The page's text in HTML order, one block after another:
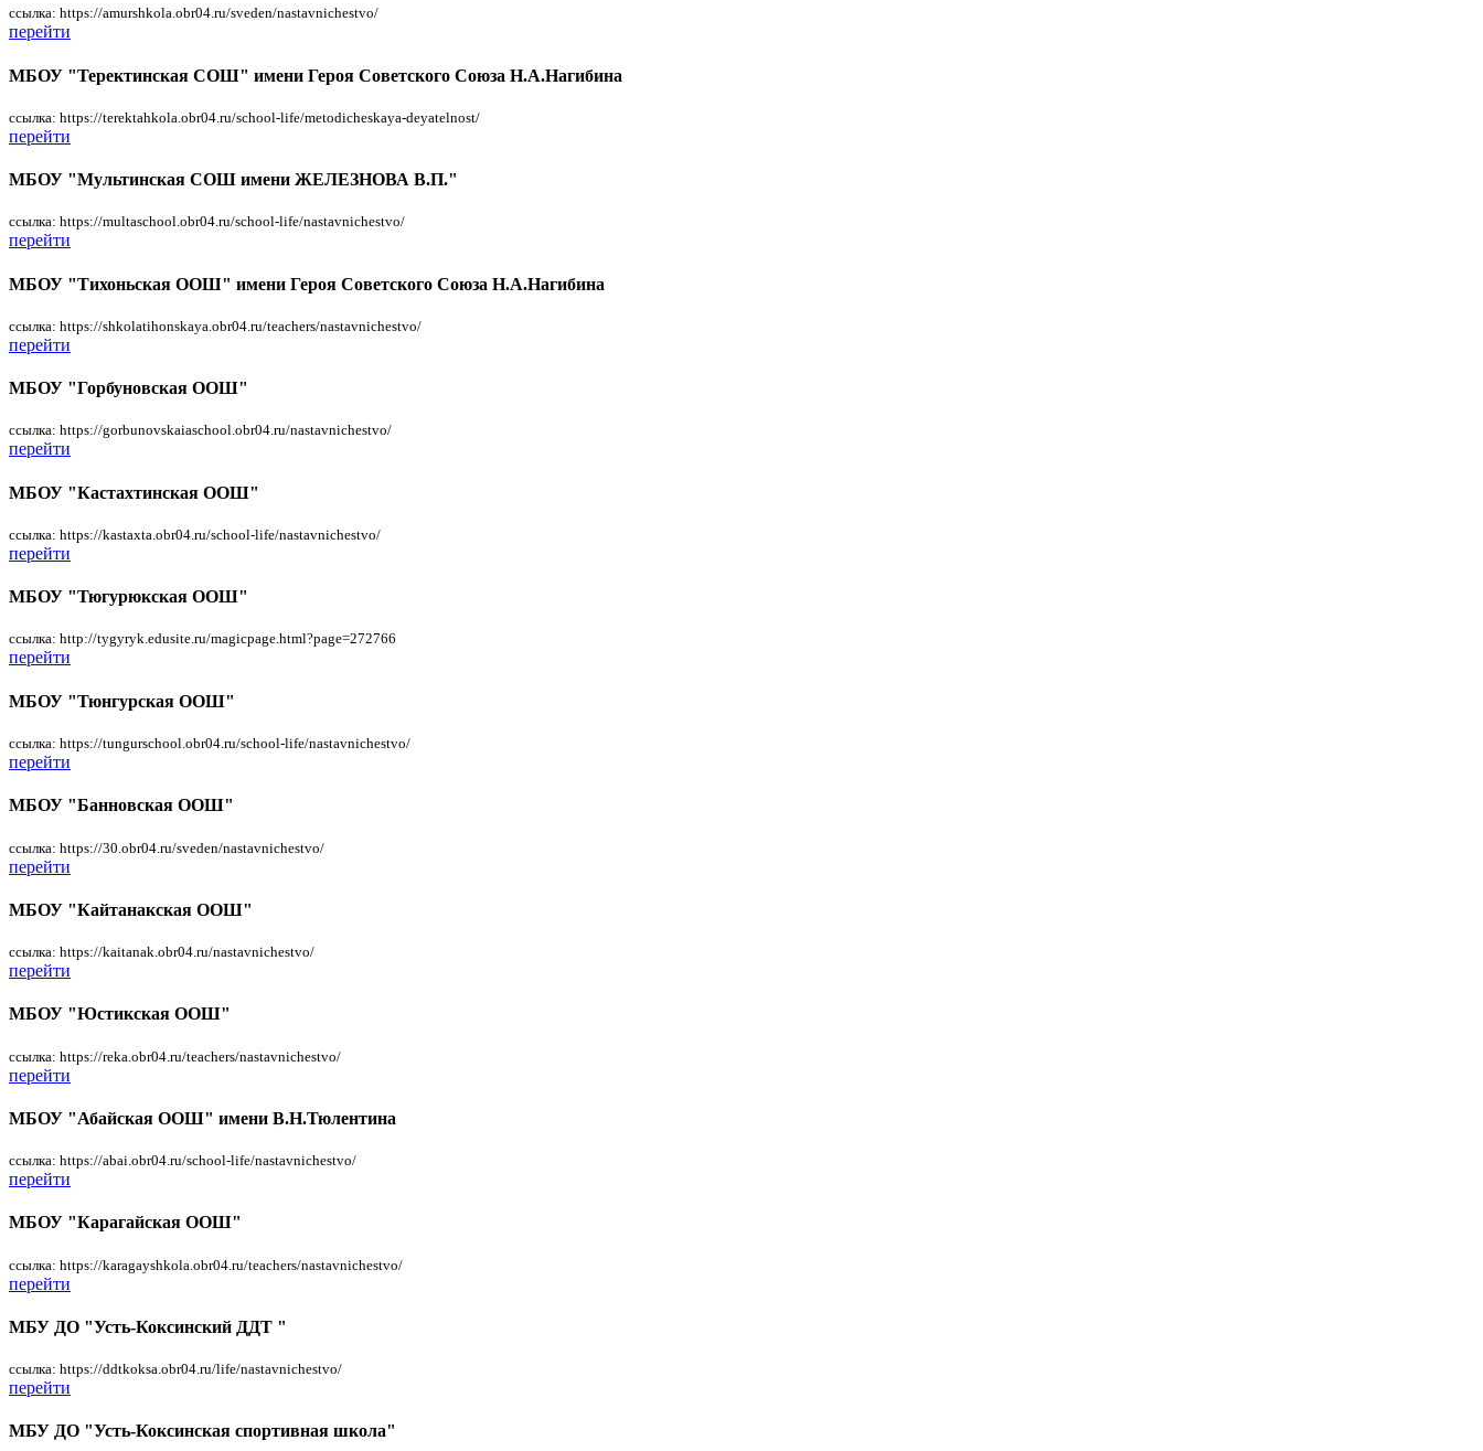
ссылка: https://amurshkola.obr04.ru/sveden/nastavnichestvo/
перейти
МБОУ "Теректинская СОШ" имени Героя Советского Союза Н.А.Нагибина
ссылка: https://terektahkola.obr04.ru/school-life/metodicheskaya-deyatelnost/
перейти
МБОУ "Мультинская СОШ имени ЖЕЛЕЗНОВА В.П."
ссылка: https://multaschool.obr04.ru/school-life/nastavnichestvo/
перейти
МБОУ "Тихоньская ООШ" имени Героя Советского Союза Н.А.Нагибина
ссылка: https://shkolatihonskaya.obr04.ru/teachers/nastavnichestvo/
перейти
МБОУ "Горбуновская ООШ"
ссылка: https://gorbunovskaiaschool.obr04.ru/nastavnichestvo/
перейти
МБОУ "Кастахтинская ООШ"
ссылка: https://kastaxta.obr04.ru/school-life/nastavnichestvo/
перейти
МБОУ "Тюгурюкская ООШ"
ссылка: http://tygyryk.edusite.ru/magicpage.html?page=272766
перейти
МБОУ "Тюнгурская ООШ"
ссылка: https://tungurschool.obr04.ru/school-life/nastavnichestvo/
перейти
МБОУ "Банновская ООШ"
ссылка: https://30.obr04.ru/sveden/nastavnichestvo/
перейти
МБОУ "Кайтанакская ООШ"
ссылка: https://kaitanak.obr04.ru/nastavnichestvo/
перейти
МБОУ "Юстикская ООШ"
ссылка: https://reka.obr04.ru/teachers/nastavnichestvo/
перейти
МБОУ "Абайская ООШ" имени В.Н.Тюлентина
ссылка: https://abai.obr04.ru/school-life/nastavnichestvo/
перейти
МБОУ "Карагайская ООШ"
ссылка: https://karagayshkola.obr04.ru/teachers/nastavnichestvo/
перейти
МБУ ДО "Усть-Коксинский ДДТ "
ссылка: https://ddtkoksa.obr04.ru/life/nastavnichestvo/
перейти
МБУ ДО "Усть-Коксинская спортивная школа"